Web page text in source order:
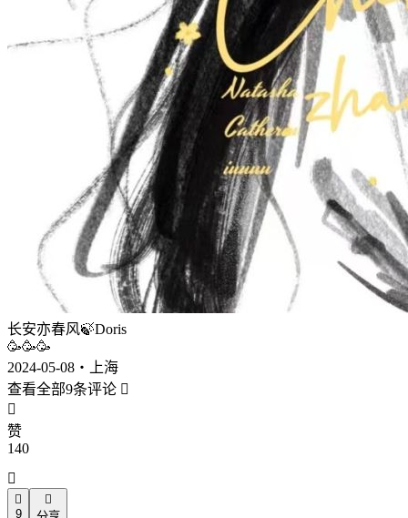
长安亦春风🍃Doris
🥳🥳🥳
2024-05-08・上海
查看全部9条评论 

赞
140


9
